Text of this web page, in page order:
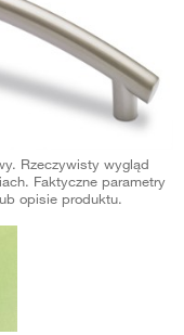
Rzeczywisty wygląd
Faktyczne parametry
opisie produktu.